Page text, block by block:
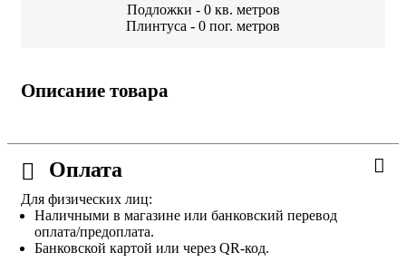
Подложки - 0 кв. метров
Плинтуса - 0 пог. метров
Описание товара
Оплата
Для физических лиц:
Наличными в магазине или банковский перевод
оплата/предоплата.
Банковской картой или через QR-код.